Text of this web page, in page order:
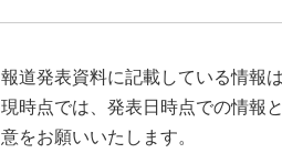
報道発表資料に記載している情報
現時点では、発表日時点での情報
意をお願いいたします。